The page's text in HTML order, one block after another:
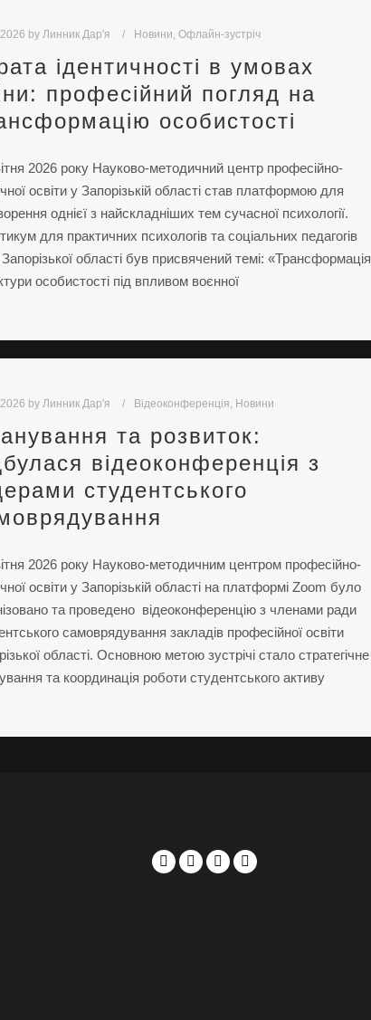
by Линник Дар'я Новини Офлайн-зустріч
ідентичності в умовах
професійний погляд на
особистості
2026 року Науково-методичний центр професійно-
освіти у Запорізькій області став платформою для
однієї з найскладніших тем сучасної психології.
для практичних психологів та соціальних педагогів
області був присвячений темі: «Трансформація
особистості під впливом воєнної
by Линник Дар'я Відеоконференція Новини
та розвиток:
відеоконференція з
студентського
2026 року Науково-методичним центром професійно-
освіти у Запорізькій області на платформі Zoom було
та проведено відеоконференцію з членами ради
самоврядування закладів професійної освіти
області. Основною метою зустрічі стало стратегічне
та координація роботи студентського активу